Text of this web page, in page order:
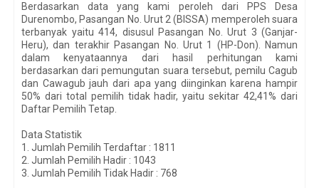
Berdasarkan data yang kami peroleh dari PPS Desa
Durenombo, Pasangan No. Urut 2 (BISSA) memperoleh suara
terbanyak yaitu 414, disusul Pasangan No. Urut 3 (Ganjar-
Heru), dan terakhir Pasangan No. Urut 1 (HP-Don). Namun
dalam kenyataannya dari hasil perhitungan kami
berdasarkan dari pemungutan suara tersebut, pemilu Cagub
dan Cawagub jauh dari apa yang diinginkan karena hampir
50% dari total pemilih tidak hadir, yaitu sekitar 42,41% dari
Daftar Pemilih Tetap.
Data Statistik
1. Jumlah Pemilih Terdaftar : 1811
2. Jumlah Pemilih Hadir : 1043
3. Jumlah Pemilih Tidak Hadir : 768